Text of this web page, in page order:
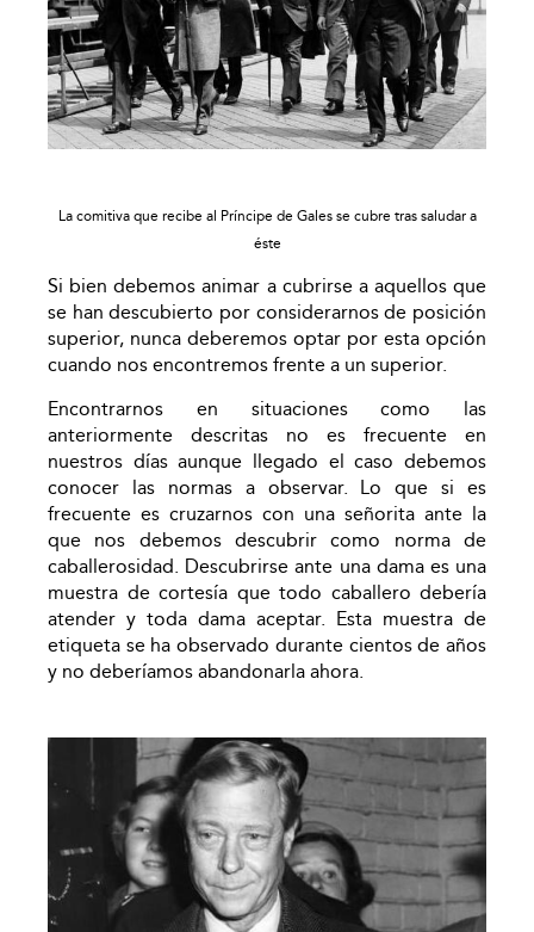
La comitiva que recibe al Príncipe de Gales se cubre tras saludar a
éste
Si bien debemos animar a cubrirse a aquellos que
se han descubierto por considerarnos de posición
superior, nunca deberemos optar por esta opción
cuando nos encontremos frente a un superior.
Encontrarnos en situaciones como las
anteriormente descritas no es frecuente en
nuestros días aunque llegado el caso debemos
conocer las normas a observar. Lo que si es
frecuente es cruzarnos con una señorita ante la
que nos debemos descubrir como norma de
caballerosidad. Descubrirse ante una dama es una
muestra de cortesía que todo caballero debería
atender y toda dama aceptar. Esta muestra de
etiqueta se ha observado durante cientos de años
y no deberíamos abandonarla ahora.